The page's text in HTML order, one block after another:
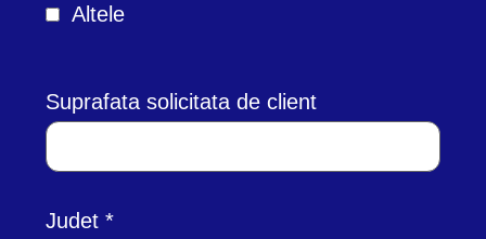
Altele
Suprafata solicitata de client
Judet